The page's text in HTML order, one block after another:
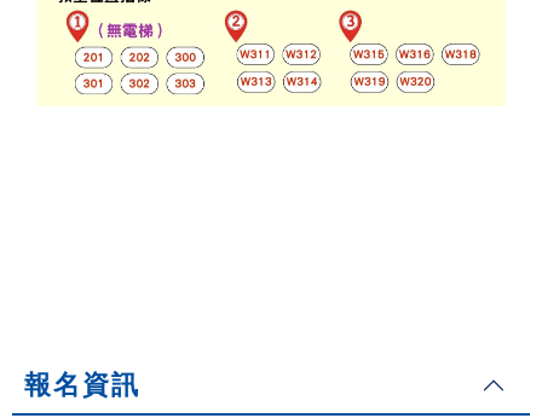
報名資訊